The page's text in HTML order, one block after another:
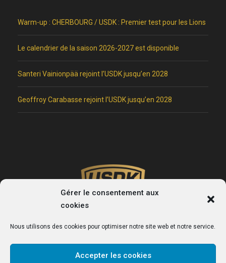
Gérer le consentement aux
cookies
Nous utilisons des cookies pour optimiser notre site web et notre service.
Accepter les cookies
Warm-up : CHERBOURG / USDK : Premier test pour les Lions
Le calendrier de la saison 2026-2027 est disponible
Santeri Vainionpää rejoint l’USDK jusqu’en 2028
Geoffroy Carabasse rejoint l’USDK jusqu’en 2028